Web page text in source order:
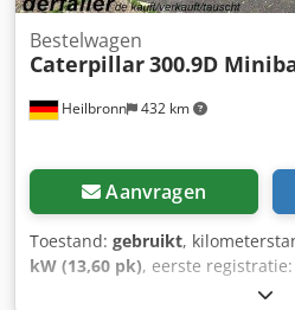
Heilbronn 432 km
Bestelwagen
Caterpillar300.9D
Aanvragen
Toestand: gebruikt,
kW (13,60 pk), eerste registratie:
, soort